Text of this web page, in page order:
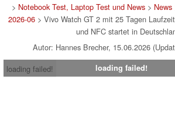
> Notebook Test, Laptop Test und News> News
2026-06 > Vivo Watch GT 2 mit 25 Tagen
und NFC startet in
Autor: Hannes Brecher, 15.06.2026
loading failed!
loading failed!